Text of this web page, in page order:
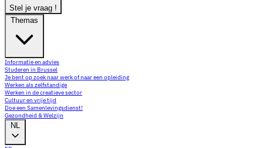
Stel je vraag !
Themas
Informatie en advies
Studeren in Brussel
Je bent op zoek naar werk of naar een opleiding
Werken als zelfstandige
Werken in de creatieve sector
Cultuur en vrije tijd
Doe een Samenlevingsdienst!
Gezondheid & Welzijn
NL